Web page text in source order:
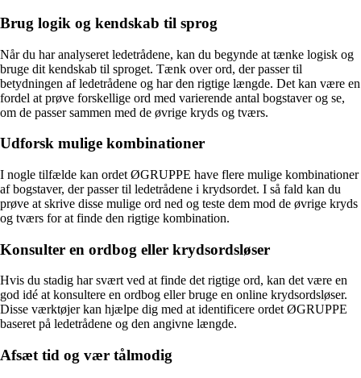
Brug logik og kendskab til sprog
Når du har analyseret ledetrådene, kan du begynde at tænke logisk og
bruge dit kendskab til sproget. Tænk over ord, der passer til
betydningen af ledetrådene og har den rigtige længde. Det kan være en
fordel at prøve forskellige ord med varierende antal bogstaver og se,
om de passer sammen med de øvrige kryds og tværs.
Udforsk mulige kombinationer
I nogle tilfælde kan ordet ØGRUPPE have flere mulige kombinationer
af bogstaver, der passer til ledetrådene i krydsordet. I så fald kan du
prøve at skrive disse mulige ord ned og teste dem mod de øvrige kryds
og tværs for at finde den rigtige kombination.
Konsulter en ordbog eller krydsordsløser
Hvis du stadig har svært ved at finde det rigtige ord, kan det være en
god idé at konsultere en ordbog eller bruge en online krydsordsløser.
Disse værktøjer kan hjælpe dig med at identificere ordet ØGRUPPE
baseret på ledetrådene og den angivne længde.
Afsæt tid og vær tålmodig